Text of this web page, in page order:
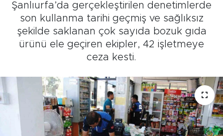
Şanlıurfa’da gerçekleştirilen denetimlerde
son kullanma tarihi geçmiş ve sağlıksız
şekilde saklanan çok sayıda bozuk gıda
ürünü ele geçiren ekipler, 42 işletmeye
ceza kesti.
Sağlık
Kültür Sanat
Resmi İlanlar
Söyleşi
Son Dakika Haberleri
Haber Arşivi